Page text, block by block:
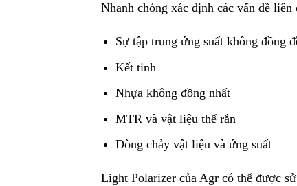
Nhanh chóng xác định các vấn đề
Sự tập trung ứng suất không đồng
Kết tinh
Nhựa không đồng nhất
MTR và vật liệu thể rắn
Dòng chảy vật liệu và ứng suất
Light Polarizer của Agr có thể được